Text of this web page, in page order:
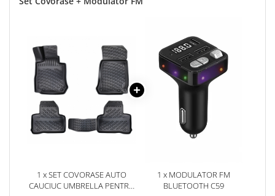
1 x SET COVORASE AUTO
CAUCIUC UMBRELLA PENTRU
1 x MODULATOR FM
BLUETOOTH C59